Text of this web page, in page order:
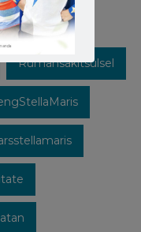
Rumahsakitsulsel